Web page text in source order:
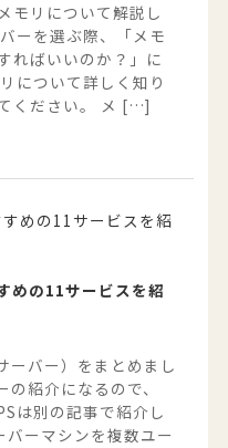
モリについて解説し
ーを選ぶ際、「メモ
ればいいのか？」に
について詳しく知り
ください。 メ […]
めの11サービスを紹
ーバー）をまとめまし
紹介になるので、
は別の記事で紹介し
バーマシンを複数ユー